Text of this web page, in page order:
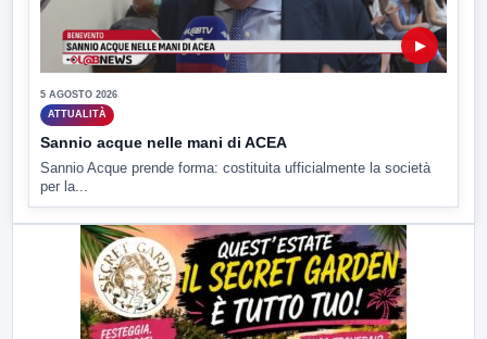
▶
5 AGOSTO 2026
ATTUALITÀ
Sannio acque nelle mani di ACEA
Sannio Acque prende forma: costituita ufficialmente la società
per la...